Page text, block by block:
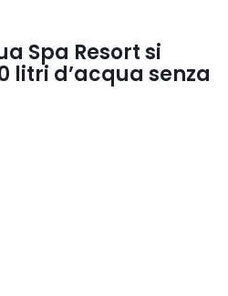
Spa Resort si
litri d’acqua senza